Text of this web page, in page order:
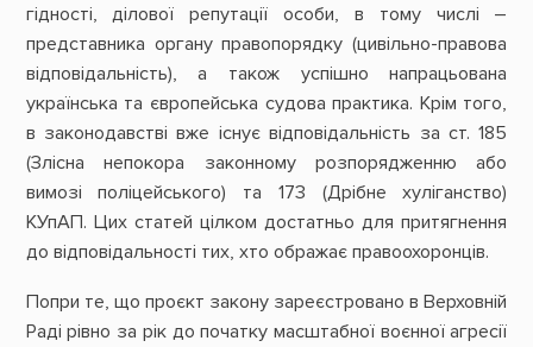
гідності, ділової репутації особи, в тому числі –
представника органу правопорядку (цивільно-правова
відповідальність), а також успішно напрацьована
українська та європейська судова практика. Крім того,
в законодавстві вже існує відповідальність за ст. 185
(Злісна непокора законному розпорядженню або
вимозі поліцейського) та 173 (Дрібне хуліганство)
КУпАП. Цих статей цілком достатньо для притягнення
до відповідальності тих, хто ображає правоохоронців.
Попри те, що проєкт закону зареєстровано в Верховній
Раді рівно за рік до початку масштабної воєнної агресії